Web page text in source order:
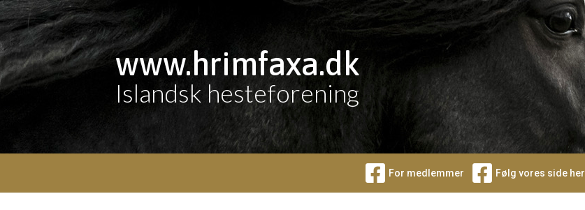
www.hrimfaxa.dk
Islandsk hesteforening
For medlemmer Følg vores side her